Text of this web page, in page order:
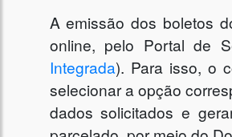
A emissão dos boletos
online, pelo Portal de
Integrada). Para isso, o
selecionar a opção
dados solicitados e